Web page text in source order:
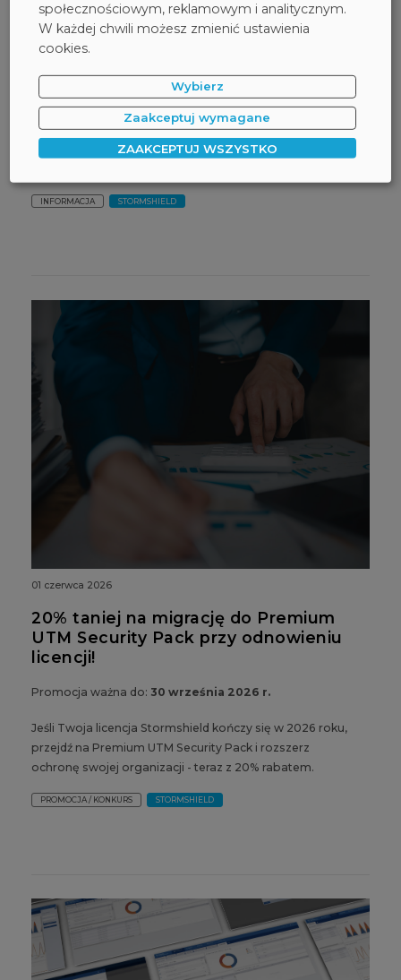
26 czerwca 2026
Stormshield SNi50: nowy firewall
przemysłowy dla rozległych sieci OT
Stormshield rozszerza rodzinę firewalli przemysłowych
o model SNi50 - rozwiązanie zaprojektowane z myślą
INFORMACJA STORMSHIELD
01 czerwca 2026
20% taniej na migrację do Premium
UTM Security Pack przy odnowieniu
licencji!
Promocja ważna do: 30 września 2026 r.
Jeśli Twoja licencja Stormshield kończy się w 2026 roku,
przejdź na Premium UTM Security Pack i rozszerz
ochronę swojej organizacji - teraz z 20% rabatem.
PROMOCJA / KONKURS STORMSHIELD
społecznościowym, reklamowym i analitycznym.
W każdej chwili możesz zmienić ustawienia
cookies.
Wybierz
Zaakceptuj wymagane
ZAAKCEPTUJ WSZYSTKO